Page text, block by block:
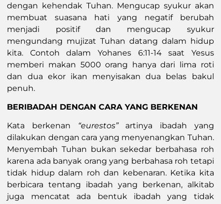
dengan kehendak Tuhan. Mengucap syukur akan
membuat suasana hati yang negatif berubah
menjadi positif dan mengucap syukur
mengundang mujizat Tuhan datang dalam hidup
kita. Contoh dalam Yohanes 6:11-14 saat Yesus
memberi makan 5000 orang hanya dari lima roti
dan dua ekor ikan menyisakan dua belas bakul
penuh.
BERIBADAH DENGAN CARA YANG BERKENAN
Kata berkenan “eurestos”artinya ibadah yang
dilakukan dengan cara yang menyenangkan Tuhan.
Menyembah Tuhan bukan sekedar berbahasa roh
karena ada banyak orang yang berbahasa roh tetapi
tidak hidup dalam roh dan kebenaran. Ketika kita
berbicara tentang ibadah yang berkenan, alkitab
juga mencatat ada bentuk ibadah yang tidak